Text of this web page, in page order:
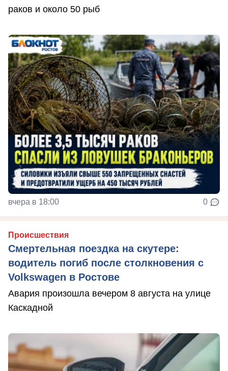
раков и около 50 рыб
вчера в 18:00 0
Происшествия
Смертельная поездка на скутере:
водитель погиб после столкновения с
Volkswagen в Ростове
Авария произошла вечером 8 августа на улице
Каскадной